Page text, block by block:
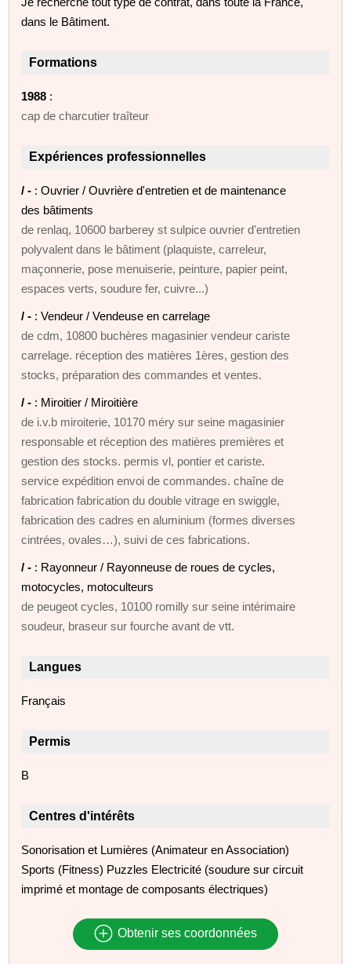
dans le Bâtiment.
Formations
1988 :
cap de charcutier traîteur
Expériences professionnelles
/ - : Ouvrier / Ouvrière d'entretien et de maintenance
des bâtiments
de renlaq, 10600 barberey st sulpice ouvrier d'entretien
polyvalent dans le bâtiment (plaquiste, carreleur,
maçonnerie, pose menuiserie, peinture, papier peint,
espaces verts, soudure fer, cuivre...)
/ - : Vendeur / Vendeuse en carrelage
de cdm, 10800 buchères magasinier vendeur cariste
carrelage. réception des matières 1ères, gestion des
stocks, préparation des commandes et ventes.
/ - : Miroitier / Miroitière
de i.v.b miroiterie, 10170 méry sur seine magasinier
responsable et réception des matières premières et
gestion des stocks. permis vl, pontier et cariste.
service expédition envoi de commandes. chaîne de
fabrication fabrication du double vitrage en swiggle,
fabrication des cadres en aluminium (formes diverses
cintrées, ovales…), suivi de ces fabrications.
/ - : Rayonneur / Rayonneuse de roues de cycles,
motocycles, motoculteurs
de peugeot cycles, 10100 romilly sur seine intérimaire
soudeur, braseur sur fourche avant de vtt.
Langues
Français
Permis
B
Centres d'intérêts
Sonorisation et Lumières (Animateur en Association)
Sports (Fitness) Puzzles Electricité (soudure sur circuit
imprimé et montage de composants électriques)
Obtenir ses coordonnées